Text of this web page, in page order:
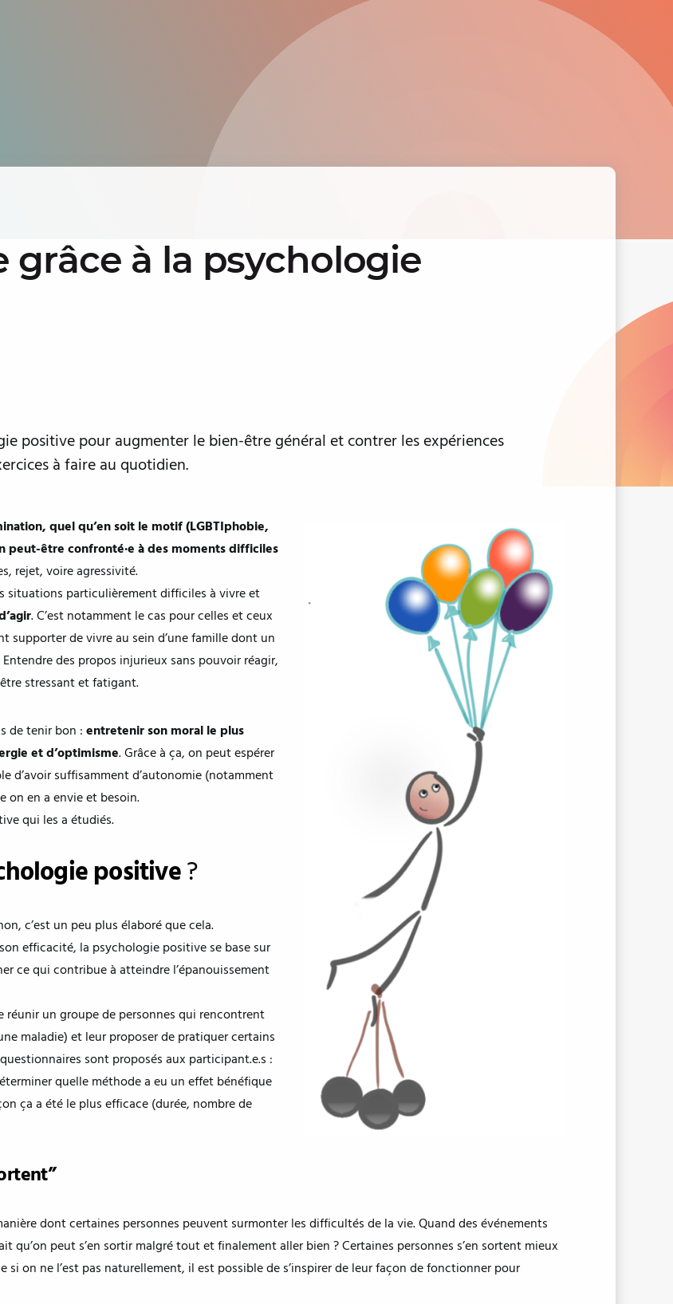
grâce à la psychologie
positive pour augmenter le bien-être général et contrer les expériences
à faire au quotidien.
quel qu’en soit le motif (LGBTIphobie,
peut-être confronté·e à des moments difficiles
rejet, voire agressivité.
situations particulièrement difficiles à vivre et
. C’est notamment le cas pour celles et ceux
supporter de vivre au sein d’une famille dont un
des propos injurieux sans pouvoir réagir,
stressant et fatigant.
de tenir bon : entretenir son moral le plus
et d’optimisme. Grâce à ça, on peut espérer
d’avoir suffisamment d’autonomie (notamment
on en a envie et besoin.
qui les a étudiés.
positive?
c’est un peu plus élaboré que cela.
efficacité, la psychologie positive se base sur
ce qui contribue à atteindre l’épanouissement
réunir un groupe de personnes qui rencontrent
maladie) et leur proposer de pratiquer certains
sont proposés aux participant.e.s :
quelle méthode a eu un effet bénéfique
ça a été le plus efficace (durée, nombre de
dont certaines personnes peuvent surmonter les difficultés de la vie. Quand des événements
qu’on peut s’en sortir malgré tout et finalement aller bien ? Certaines personnes s’en sortent mieux
si on ne l’est pas naturellement, il est possible de s’inspirer de leur façon de fonctionner pour